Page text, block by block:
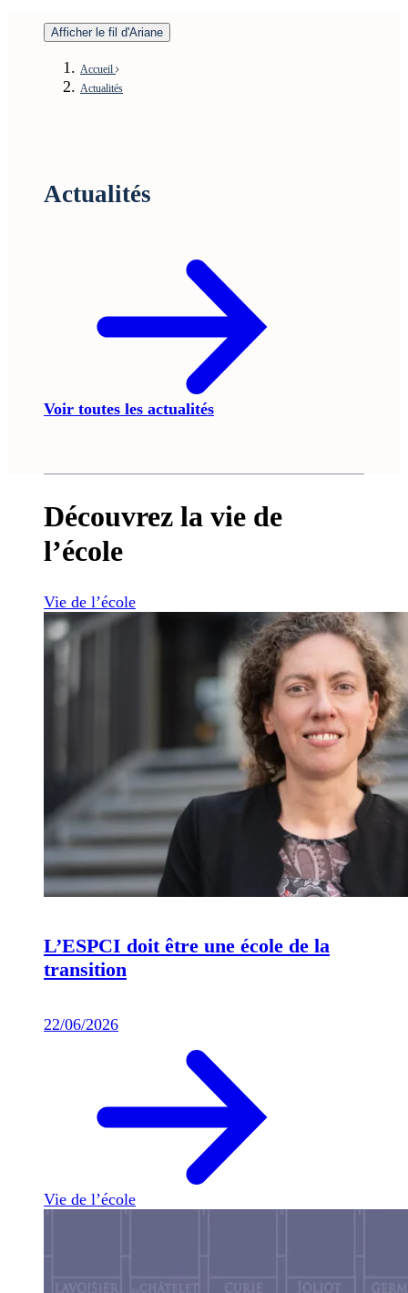
Afficher le fil d'Ariane
Accueil
Actualités
Actualités
Voir toutes les actualités
Découvrez la vie de
l’école
Vie de l’école
L’ESPCI doit être une école de la
transition
22/06/2026
Vie de l’école